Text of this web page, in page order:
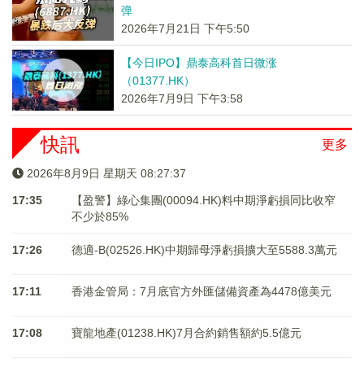
弹
2026年7月21日 下午5:50
【今日IPO】鼎泰高科首日微涨
（01377.HK）
2026年7月9日 下午3:58
更多
快訊
2026年8月9日 星期天 08:27:37
17:35
【盈警】綠心集團(00094.HK)料中期淨虧損同比收窄
不少於85%
17:26 德適-B(02526.HK)中期歸母淨虧損擴大至5588.3萬元
17:11 香港金管局：7月底官方外匯儲備資產為4478億美元
17:08 寶龍地產(01238.HK)7月合約銷售額約5.5億元